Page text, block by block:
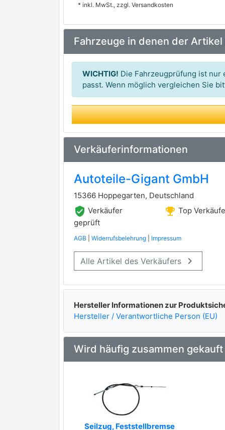
BOSCH premium Marke
TEXTAR premium Marke
ZIMMERMANN premium Marke
VAICO
ATE
BREMS.-U.KUPPL.TEILE
GIRLING
LUCAS ELECTRICAL
METZGER AUTOTEILE
PAGID
ROADHOUSE
TRUSTING
WOKING
* inkl. MwSt., zzgl. Versandkosten
Fahrzeuge in denen der
WICHTIG! Die Fahrzeugprüfung ist nur
passt. Wenn möglich vergleichen Sie
Verkäuferinformationen
Autoteile-Gigant GmbH
15366 Hoppegarten, Deutschland
verified_user Verkäufer
geprüft
emoji_events Top
AGB Widerrufsbelehrung Impressum
Alle Artikel des Verkäufers keyboard_arrow_right
Hersteller Informationen zur
Hersteller / Verantwortliche Person (EU)
Wird häufig zusammen gekauft
Seilzug, Feststellbremse